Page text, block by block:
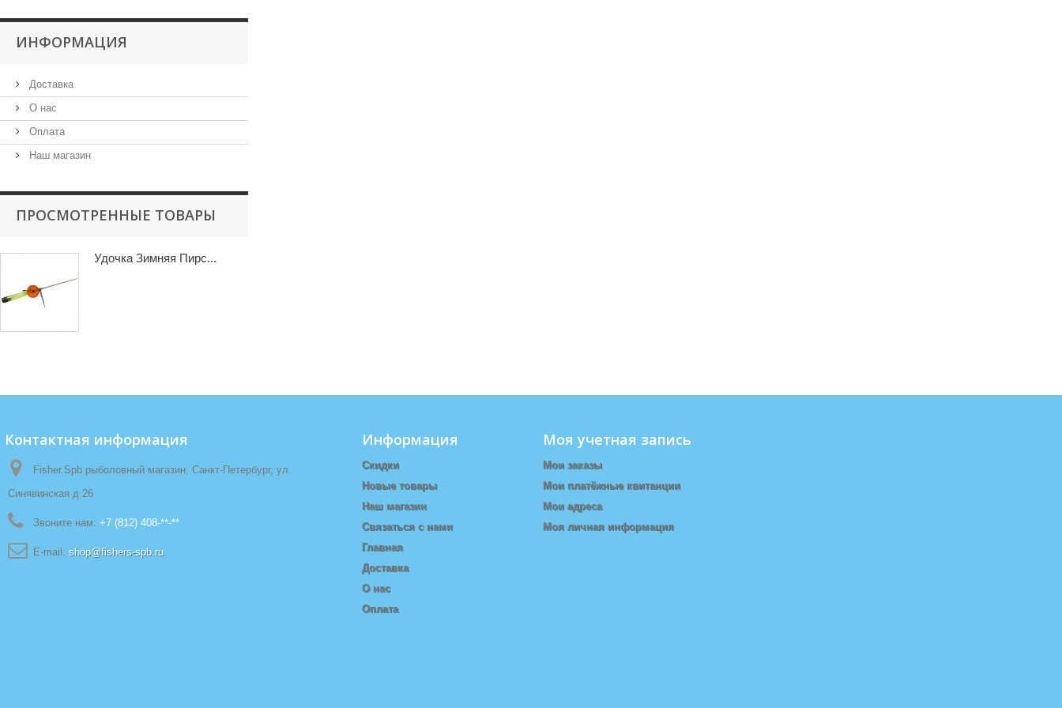
ИНФОРМАЦИЯ
Доставка
О нас
Оплата
Наш магазин
ПРОСМОТРЕННЫЕ ТОВАРЫ
Удочка Зимняя Пирс...
Контактная информация
Fisher.Spb рыболовный магазин, Санкт-Петербург, ул.
Синявинская д.26
Звоните нам: +7 (812) 408-**-**
E-mail: shop@fishers-spb.ru
Информация
Скидки
Новые товары
Наш магазин
Связаться с нами
Главная
Доставка
О нас
Оплата
Моя учетная запись
Мои заказы
Мои платёжные квитанции
Мои адреса
Моя личная информация